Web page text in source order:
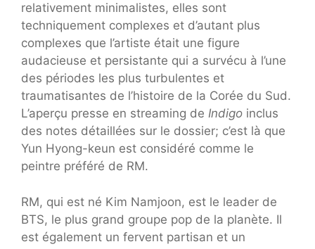
relativement minimalistes, elles sont
techniquement complexes et d’autant plus
complexes que l’artiste était une figure
audacieuse et persistante qui a survécu à l’une
des périodes les plus turbulentes et
traumatisantes de l’histoire de la Corée du Sud.
L’aperçu presse en streaming de Indigo inclus
des notes détaillées sur le dossier; c’est là que
Yun Hyong-keun est considéré comme le
peintre préféré de RM.
RM, qui est né Kim Namjoon, est le leader de
BTS, le plus grand groupe pop de la planète. Il
est également un fervent partisan et un